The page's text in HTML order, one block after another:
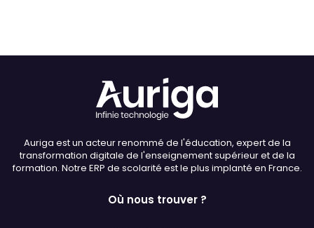
Auriga est un acteur renommé de l'éducation, expert de la
transformation digitale de l'enseignement supérieur et de la
formation. Notre ERP de scolarité est le plus implanté en France.
Où nous trouver ?
Police (dyslexie)
Défaut Adapter
Taille du texte
Défaut Augmenter